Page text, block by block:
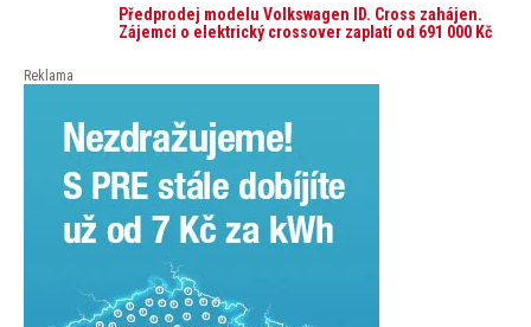
auto. Průměrná pořizovací cena vozu dosahuje 337
tisíc korun a průměrná financovaná částka
přesahuje 251 tisíc korun. Vyplývá to z dat Leasingu
Předprodej modelu Volkswagen ID. Cross zahájen.
Zájemci o elektrický crossover zaplatí od 691 000 Kč
Reklama